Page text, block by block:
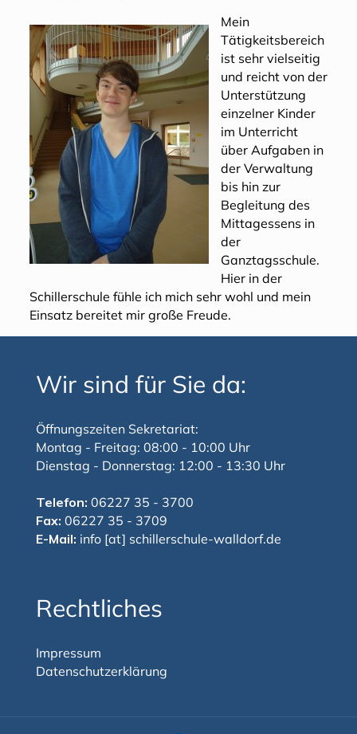
Mein
Tätigkeitsbereich
ist sehr vielseitig
und reicht von der
Unterstützung
einzelner Kinder
im Unterricht
über Aufgaben in
der Verwaltung
bis hin zur
Begleitung des
Mittagessens in
der
Ganztagsschule.
Hier in der
Schillerschule fühle ich mich sehr wohl und mein
Einsatz bereitet mir große Freude.
Wir sind für Sie da:
Öffnungszeiten Sekretariat:
Montag - Freitag: 08:00 - 10:00 Uhr
Dienstag - Donnerstag: 12:00 - 13:30 Uhr
Telefon: 06227 35 - 3700
Fax: 06227 35 - 3709
E-Mail: info [at] schillerschule-walldorf.de
Rechtliches
Impressum
Datenschutzerklärung